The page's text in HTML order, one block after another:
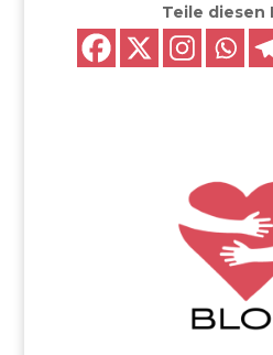
Teile diesen